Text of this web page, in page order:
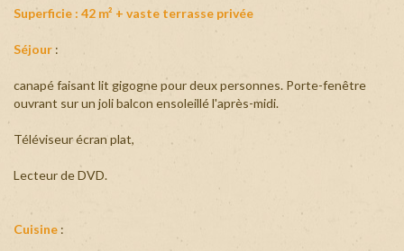
Superficie : 42 m² + vaste terrasse privée
Séjour :
canapé faisant lit gigogne pour deux personnes. Porte-fenêtre
ouvrant sur un joli balcon ensoleillé l'après-midi.
Téléviseur écran plat,
Lecteur de DVD.
Cuisine :